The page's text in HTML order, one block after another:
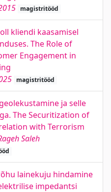
magistritööd
kliendi kaasamisel
The Role of
Engagement in
magistritööd
ja selle
The Securitization of
with Terrorism
Saleh
lainekuju hindamine
impedantsi